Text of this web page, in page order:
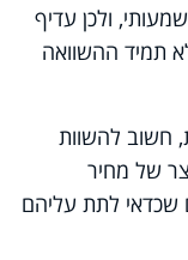
ולכן עדיף
תמיד ההשוואה
חשוב להשוות
של מחיר
שכדאי לתת עליהם